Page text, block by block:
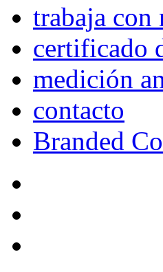
trabaja con
certificado
medición
contacto
Branded